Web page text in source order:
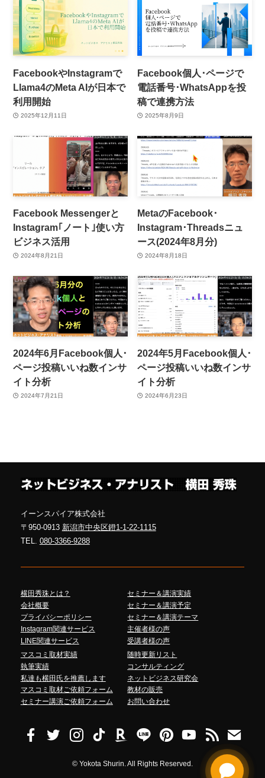
FacebookやInstagramで
Llama4のMeta AIが日本で
利用開始
2025年12月11日
Facebook個人･ページで
電話番号･WhatsAppを投
稿で連携方法
2025年8月9日
Facebook Messengerと
Instagram｢ノート｣使い方
ビジネス活用
2024年8月21日
MetaのFacebook･
Instagram･Threadsニュ
ース(2024年8月分)
2024年8月18日
2024年6月Facebook個人･
ページ投稿いいね数インサ
イト分析
2024年7月21日
2024年5月Facebook個人･
ページ投稿いいね数インサ
イト分析
2024年6月23日
イーンスパイア株式会社
〒950-0913 新潟市中央区鐙1-1-22-1115
TEL. 080-3366-9288
横田秀珠とは？
会社概要
プライバシーポリシー
Instagram関連サービス
LINE関連サービス
セミナー＆講演実績
セミナー＆講演予定
セミナー＆講演テーマ
主催者様の声
受講者様の声
マスコミ取材実績
執筆実績
私達も横田氏を推薦します
マスコミ取材ご依頼フォーム
セミナー講演ご依頼フォーム
随時更新リスト
コンサルティング
ネットビジネス研究会
教材の販売
お問い合わせ
© Yokota Shurin. All Rights Reserved.